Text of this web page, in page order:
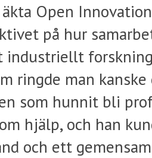
Open
på hur
industriellt
ringde man kanske
som hunnit bli
hjälp, och han
och ett